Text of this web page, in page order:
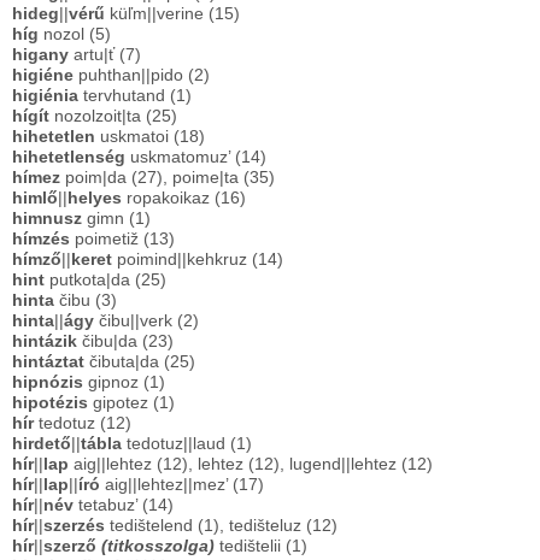
hideg vérű küľm||verine (15)
híg nozol (5)
higany artu|ť (7)
higiéne puhthan||pido (2)
higiénia tervhutand (1)
hígít nozolzoit|ta (25)
hihetetlen uskmatoi (18)
hihetetlenség uskmatomuz’ (14)
hímez poim|da (27), poime|ta (35)
himlő
helyes ropakoikaz (16)
himnusz gimn (1)
hímzés poimetiž (13)
hímző
keret poimind||kehkruz (14)
hint putkota|da (25)
hinta čibu (3)
hinta ágy čibu||verk (2)
hintázik čibu|da (23)
hintáztat čibuta|da (25)
hipnózis gipnoz (1)
hipotézis gipotez (1)
hír tedotuz (12)
hirdető tábla tedotuz||laud (1)
hír|| lap aig||lehtez (12), lehtez (12), lugend||lehtez (12)
hír|| lap író aig||lehtez||mez’ (17)
hír|| név tetabuz’ (14)
hír|| szerzés tedištelend (1), tedišteluz (12)
hír|| szerző (titkosszolga) tedištelii (1)